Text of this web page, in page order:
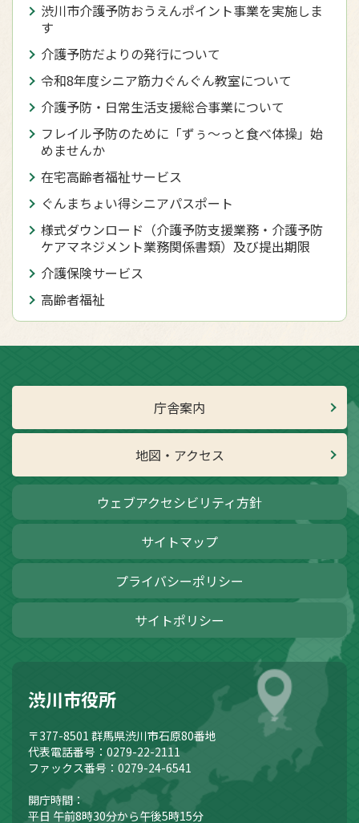
渋川市介護予防おうえんポイント事業を実施しま
す
介護予防だよりの発行について
令和8年度シニア筋力ぐんぐん教室について
介護予防・日常生活支援総合事業について
フレイル予防のために「ずぅ～っと食べ体操」始
めませんか
在宅高齢者福祉サービス
ぐんまちょい得シニアパスポート
様式ダウンロード（介護予防支援業務・介護予防
ケアマネジメント業務関係書類）及び提出期限
介護保険サービス
高齢者福祉
庁舎案内
地図・アクセス
ウェブアクセシビリティ方針
サイトマップ
プライバシーポリシー
サイトポリシー
渋川市役所
〒377-8501 群馬県渋川市石原80番地
代表電話番号：0279-22-2111
ファックス番号：0279-24-6541
開庁時間：
平日 午前8時30分から午後5時15分